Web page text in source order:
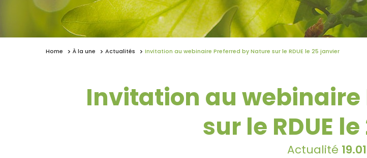
Home À la une Actualités Invitation au webinaire Preferred by Nature sur le RDUE le 25 janvier
Invitation au webinaire
sur le RDUE
Actualité